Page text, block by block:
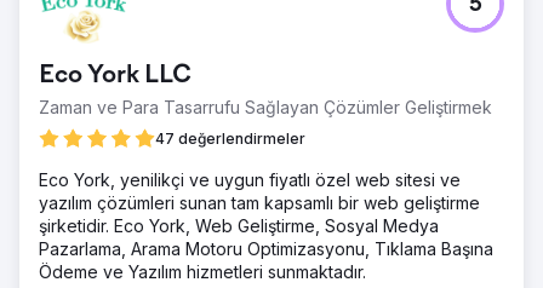
Eco York LLC
Zaman ve Para Tasarrufu Sağlayan Çözümler Geliştirmek
47 değerlendirmeler
5
Eco York, yenilikçi ve uygun fiyatlı özel web sitesi ve
yazılım çözümleri sunan tam kapsamlı bir web geliştirme
şirketidir. Eco York, Web Geliştirme, Sosyal Medya
Pazarlama, Arama Motoru Optimizasyonu, Tıklama Başına
Ödeme ve Yazılım hizmetleri sunmaktadır.